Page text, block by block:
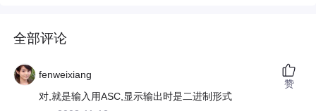
全部评论
fenweixiang
对,就是输入用ASC,显示输出时是二进制形式
赞